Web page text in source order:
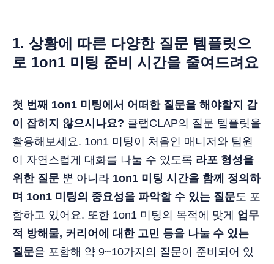
1. 상황에 따른 다양한 질문 템플릿으
로 1on1 미팅 준비 시간을 줄여드려요
첫 번째 1on1 미팅에서 어떠한 질문을 해야할지 감
이 잡히지 않으시나요? 클랩CLAP의 질문 템플릿을
활용해보세요. 1on1 미팅이 처음인 매니저와 팀원
이 자연스럽게 대화를 나눌 수 있도록 라포 형성을
위한 질문 뿐 아니라 1on1 미팅 시간을 함께 정의하
며 1on1 미팅의 중요성을 파악할 수 있는 질문도 포
함하고 있어요. 또한 1on1 미팅의 목적에 맞게 업무
적 방해물, 커리어에 대한 고민 등을 나눌 수 있는
질문을 포함해 약 9~10가지의 질문이 준비되어 있